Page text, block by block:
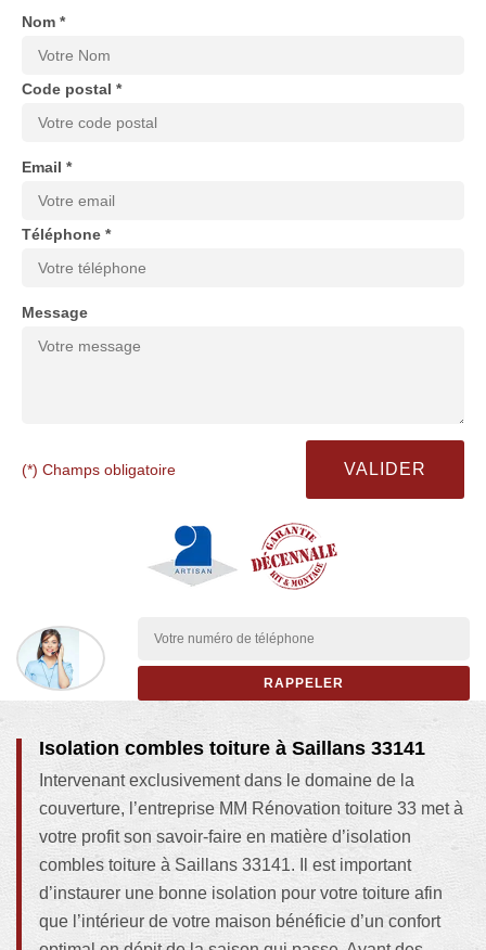
Nom *
Code postal *
Email *
Téléphone *
Message
(*) Champs obligatoire
Isolation combles toiture à Saillans 33141
Intervenant exclusivement dans le domaine de la
couverture, l’entreprise MM Rénovation toiture 33 met à
votre profit son savoir-faire en matière d’isolation
combles toiture à Saillans 33141. Il est important
d’instaurer une bonne isolation pour votre toiture afin
que l’intérieur de votre maison bénéficie d’un confort